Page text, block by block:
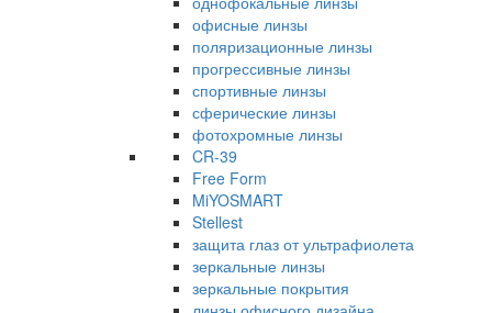
офисные линзы
поляризационные линзы
прогрессивные линзы
спортивные линзы
сферические линзы
фотохромные линзы
CR-39
Free Form
MiYOSMART
Stellest
защита глаз от ультрафиолета
зеркальные линзы
зеркальные покрытия